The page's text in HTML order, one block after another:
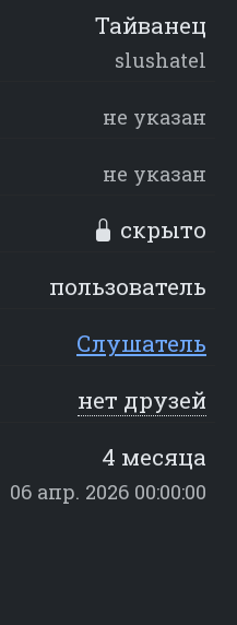
Тайванец
slushatel
не указан
не указан
скрыто
пользователь
Слушатель
нет друзей
4 месяца
06 апр. 2026 00:00:00